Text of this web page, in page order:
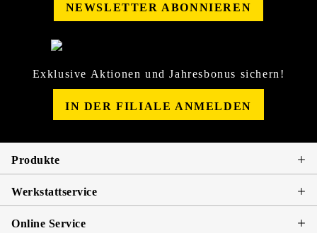
NEWSLETTER ABONNIEREN
Exklusive Aktionen und Jahresbonus sichern!
IN DER FILIALE ANMELDEN
Produkte
Werkstattservice
Online Service